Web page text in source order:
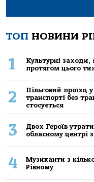
ТОП НОВИНИ
1
Культурні заходи,
протягом цього
2
Пільговий проїзд
транспорті без
стосується
3
Двох Героїв
обласному центрі
4
Музиканти з
Рівному